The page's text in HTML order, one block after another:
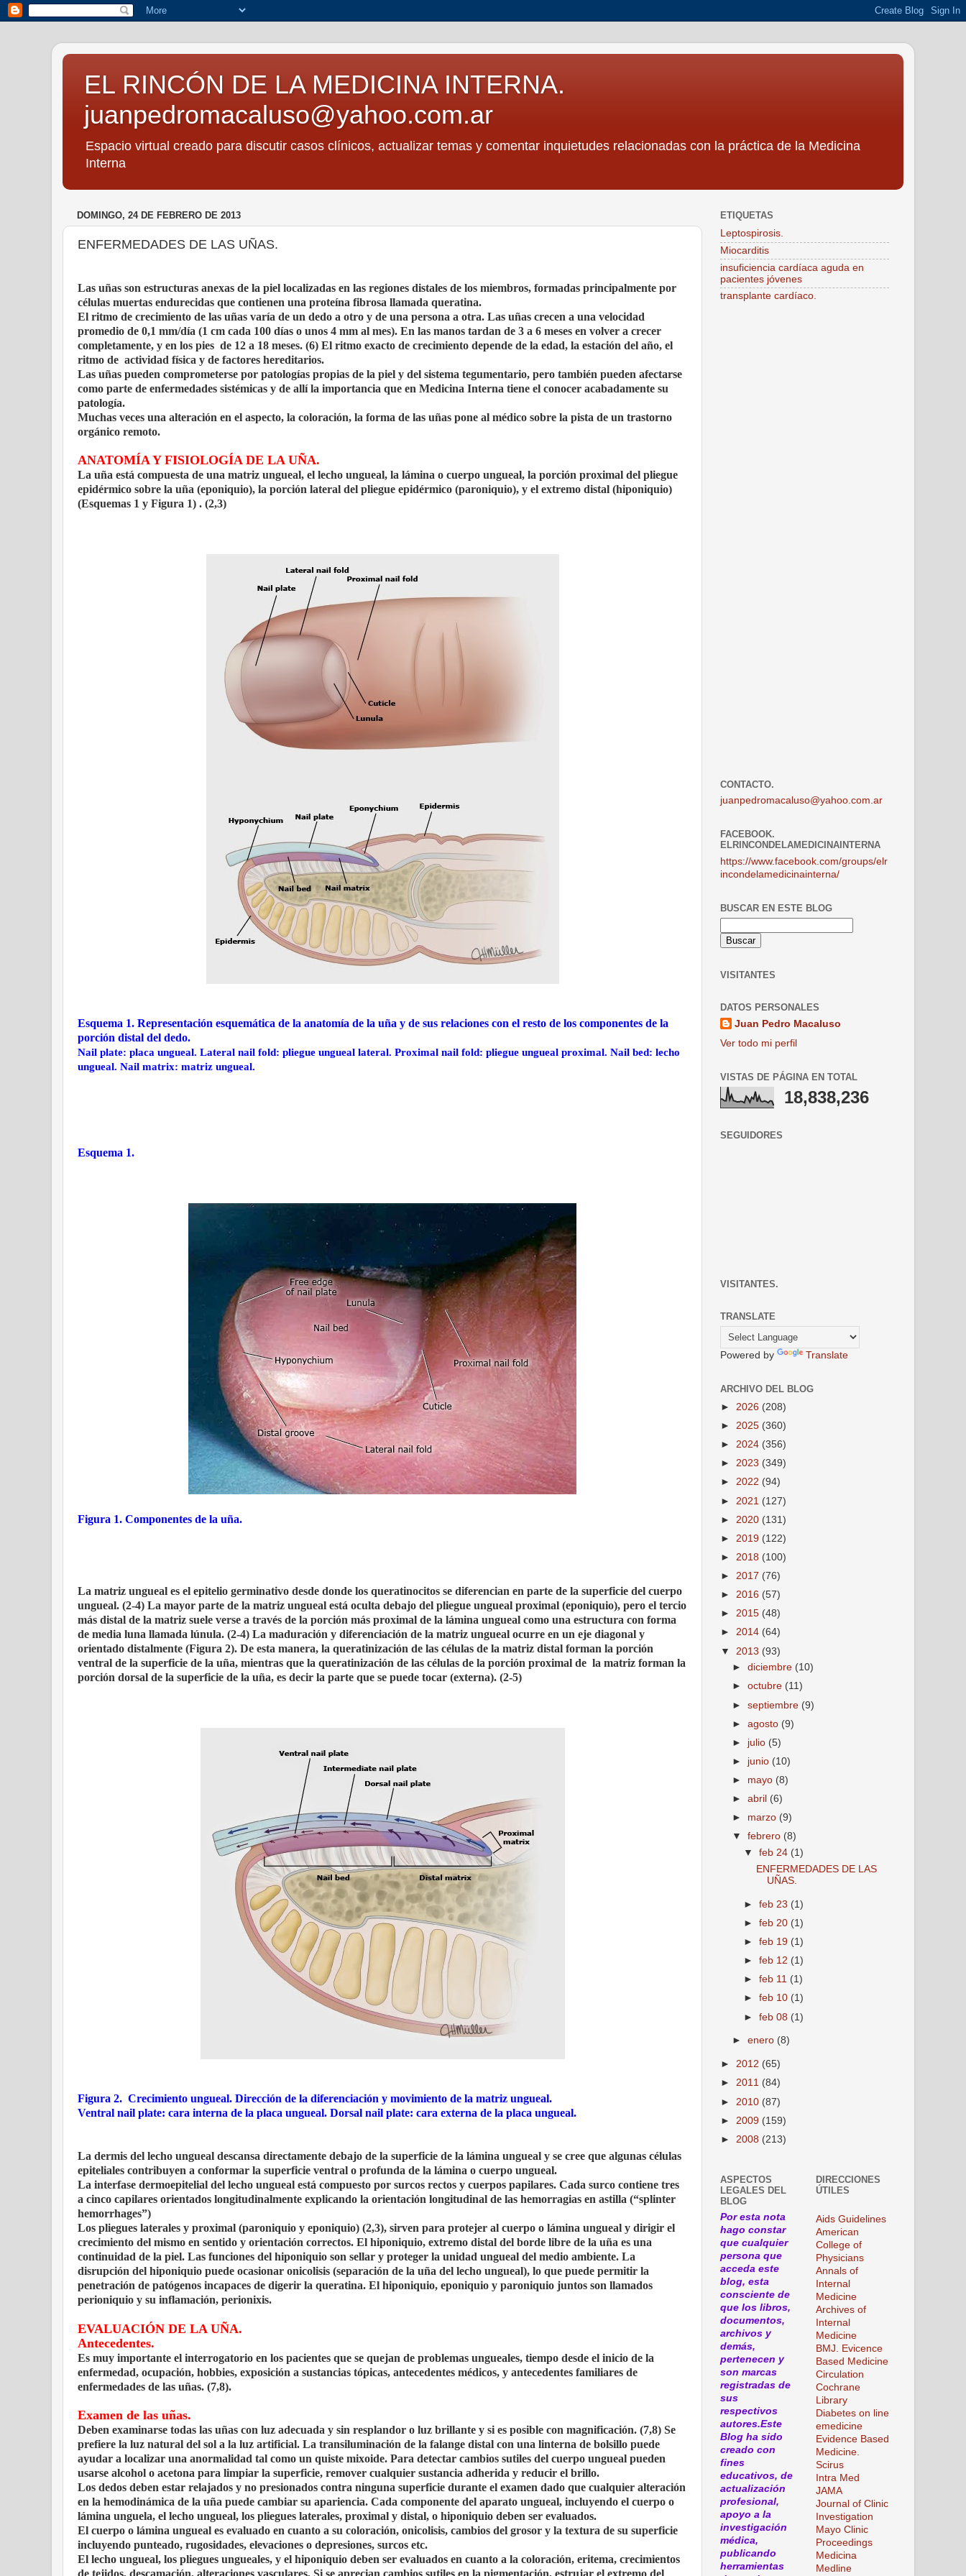
EL RINCÓN DE LA MEDICINA INTERNA.
juanpedromacaluso@yahoo.com.ar
Espacio virtual creado para discutir casos clínicos, actualizar temas y comentar inquietudes relacionadas con la práctica de la Medicina
Interna
DOMINGO, 24 DE FEBRERO DE 2013
ENFERMEDADES DE LAS UÑAS.
Las uñas son estructuras anexas de la piel localizadas en las regiones distales de los miembros, formadas principalmente por
células muertas endurecidas que contienen una proteína fibrosa llamada queratina.
El ritmo de crecimiento de las uñas varía de un dedo a otro y de una persona a otra. Las uñas crecen a una velocidad
promedio de 0,1 mm/día (1 cm cada 100 días o unos 4 mm al mes). En las manos tardan de 3 a 6 meses en volver a crecer
completamente, y en los pies de 12 a 18 meses. (6) El ritmo exacto de crecimiento depende de la edad, la estación del año, el
ritmo de actividad física y de factores hereditarios.
Las uñas pueden comprometerse por patologías propias de la piel y del sistema tegumentario, pero también pueden afectarse
como parte de enfermedades sistémicas y de allí la importancia que en Medicina Interna tiene el conocer acabadamente su
patología.
Muchas veces una alteración en el aspecto, la coloración, la forma de las uñas pone al médico sobre la pista de un trastorno
orgánico remoto.
ANATOMÍA Y FISIOLOGÍA DE LA UÑA.
La uña está compuesta de una matriz ungueal, el lecho ungueal, la lámina o cuerpo ungueal, la porción proximal del pliegue
epidérmico sobre la uña (eponiquio), la porción lateral del pliegue epidérmico (paroniquio), y el extremo distal (hiponiquio)
(Esquemas 1 y Figura 1) . (2,3)
Esquema 1. Representación esquemática de la anatomía de la uña y de sus relaciones con el resto de los componentes de la
porción distal del dedo.
Nail plate: placa ungueal. Lateral nail fold: pliegue ungueal lateral. Proximal nail fold: pliegue ungueal proximal. Nail bed: lecho
ungueal. Nail matrix: matriz ungueal.
Esquema 1.
Figura 1. Componentes de la uña.
La matriz ungueal es el epitelio germinativo desde donde los queratinocitos se diferencian en parte de la superficie del cuerpo
ungueal. (2-4) La mayor parte de la matriz ungueal está oculta debajo del pliegue ungueal proximal (eponiquio), pero el tercio
más distal de la matriz suele verse a través de la porción más proximal de la lámina ungueal como una estructura con forma
de media luna llamada lúnula. (2-4) La maduración y diferenciación de la matriz ungueal ocurre en un eje diagonal y
orientado distalmente (Figura 2). De esta manera, la queratinización de las células de la matriz distal forman la porción
ventral de la superficie de la uña, mientras que la queratinización de las células de la porción proximal de la matriz forman la
porción dorsal de la superficie de la uña, es decir la parte que se puede tocar (externa). (2-5)
Figura 2. Crecimiento ungueal. Dirección de la diferenciación y movimiento de la matriz ungueal.
Ventral nail plate: cara interna de la placa ungueal. Dorsal nail plate: cara externa de la placa ungueal.
La dermis del lecho ungueal descansa directamente debajo de la superficie de la lámina ungueal y se cree que algunas células
epiteliales contribuyen a conformar la superficie ventral o profunda de la lámina o cuerpo ungueal.
La interfase dermoepitelial del lecho ungueal está compuesto por surcos rectos y cuerpos papilares. Cada surco contiene tres
a cinco capilares orientados longitudinalmente explicando la orientación longitudinal de las hemorragias en astilla (“splinter
hemorrhages”)
Los pliegues laterales y proximal (paroniquio y eponiquio) (2,3), sirven para protejer al cuerpo o lámina ungueal y dirigir el
crecimiento del mismo en sentido y orientación correctos. El hiponiquio, extremo distal del borde libre de la uña es una
continuidad de la piel. Las funciones del hiponiquio son sellar y proteger la unidad ungueal del medio ambiente. La
disrupción del hiponiquio puede ocasionar onicolisis (separación de la uña del lecho ungueal), lo que puede permitir la
penetración de patógenos incapaces de digerir la queratina. El hiponiquio, eponiquio y paroniquio juntos son llamados
perioniquio y su inflamación, perionixis.
EVALUACIÓN DE LA UÑA.
Antecedentes.
Es muy importante el interrogatorio en los pacientes que se quejan de problemas ungueales, tiempo desde el inicio de la
enfermedad, ocupación, hobbies, exposición a sustancias tópicas, antecedentes médicos, y antecedentes familiares de
enfermedades de las uñas. (7,8).
Examen de las uñas.
Deben examinarse todas las uñas con luz adecuada y sin resplandor o luz brillante y si es posible con magnificación. (7,8) Se
prefiere la luz natural del sol a la luz artificial. La transiluminación de la falange distal con una linterna de bolsillo puede
ayudar a localizar una anormalidad tal como un quiste mixoide. Para detectar cambios sutiles del cuerpo ungueal pueden
usarse alcohol o acetona para limpiar la superficie, remover cualquier sustancia adherida y reducir el brillo.
Los dedos deben estar relajados y no presionados contra ninguna superficie durante el examen dado que cualquier alteración
en la hemodinámica de la uña puede cambiar su apariencia. Cada componente del aparato ungueal, incluyendo el cuerpo o
lámina unguela, el lecho ungueal, los pliegues laterales, proximal y distal, o hiponiquio deben ser evaluados.
El cuerpo o lámina ungueal es evaluado en cuanto a su coloración, onicolisis, cambios del grosor y la textura de su superficie
incluyendo punteado, rugosidades, elevaciones o depresiones, surcos etc.
El lecho ungueal, los pliegues ungueales, y el hiponiquio deben ser evaluados en cuanto a la coloración, eritema, crecimientos
de tejidos, descamación, alteraciones vasculares, Si se aprecian cambios sutiles en la pigmentación, estrujar el extremo del
ETIQUETAS
Leptospirosis.
Miocarditis
insuficiencia cardíaca aguda en
pacientes jóvenes
transplante cardíaco.
CONTACTO.
juanpedromacaluso@yahoo.com.ar
FACEBOOK.
ELRINCONDELAMEDICINAINTERNA
https://www.facebook.com/groups/elr
incondelamedicinainterna/
BUSCAR EN ESTE BLOG
VISITANTES
DATOS PERSONALES
Juan Pedro Macaluso
Ver todo mi perfil
VISTAS DE PÁGINA EN TOTAL
18,838,236
SEGUIDORES
VISITANTES.
TRANSLATE
Powered by Translate
ARCHIVO DEL BLOG
► 2026 (208)
► 2025 (360)
► 2024 (356)
► 2023 (349)
► 2022 (94)
► 2021 (127)
► 2020 (131)
► 2019 (122)
► 2018 (100)
► 2017 (76)
► 2016 (57)
► 2015 (48)
► 2014 (64)
▼ 2013 (93)
►diciembre (10)
►octubre (11)
►septiembre (9)
►agosto (9)
► julio (5)
► junio (10)
► mayo (8)
►abril (6)
► marzo (9)
▼febrero (8)
▼feb 24 (1)
ENFERMEDADES DE LAS
UÑAS.
►feb 23 (1)
►feb 20 (1)
►feb 19 (1)
►feb 12 (1)
►feb 11 (1)
►feb 10 (1)
►feb 08 (1)
►enero (8)
► 2012 (65)
► 2011 (84)
► 2010 (87)
► 2009 (159)
► 2008 (213)
ASPECTOS
LEGALES DEL
BLOG
Por esta nota
hago constar
que cualquier
persona que
acceda este
blog, esta
consciente de
que los libros,
documentos,
archivos y
demás,
pertenecen y
son marcas
registradas de
sus
respectivos
autores.Este
Blog ha sido
creado con
fines
educativos, de
actualización
profesional,
apoyo a la
investigación
médica,
publicando
herramientas
DIRECCIONES
ÚTILES
Aids Guidelines
American
College of
Physicians
Annals of
Internal
Medicine
Archives of
Internal
Medicine
BMJ. Evicence
Based Medicine
Circulation
Cochrane
Library
Diabetes on line
emedicine
Evidence Based
Medicine.
Scirus
Intra Med
JAMA
Journal of Clinic
Investigation
Mayo Clinic
Proceedings
Medicina
Medline